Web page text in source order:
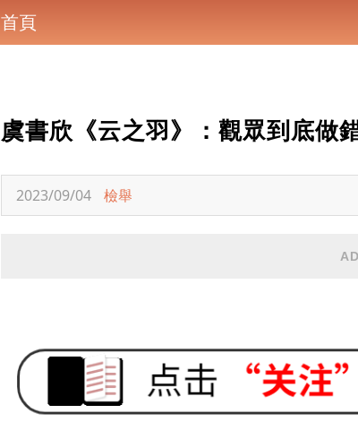
首頁
虞書欣《云之羽》：觀眾到底做
2023/09/04 檢舉